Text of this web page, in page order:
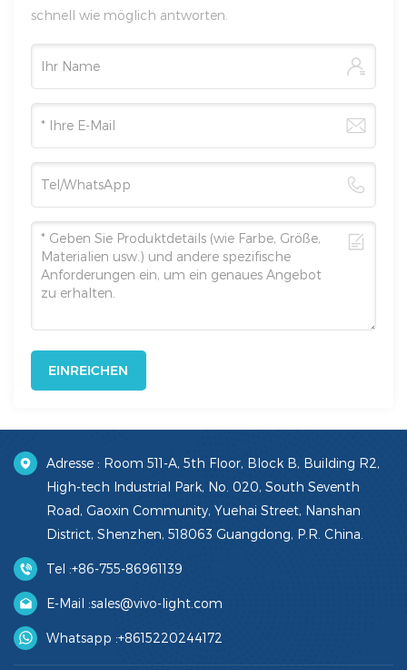
schnell wie möglich antworten.
EINREICHEN
Adresse : Room 511-A, 5th Floor, Block B, Building R2,
High-tech Industrial Park, No. 020, South Seventh
Road, Gaoxin Community, Yuehai Street, Nanshan
District, Shenzhen, 518063 Guangdong, P.R. China.
Tel :+86-755-86961139
E-Mail :sales@vivo-light.com
Whatsapp :+8615220244172